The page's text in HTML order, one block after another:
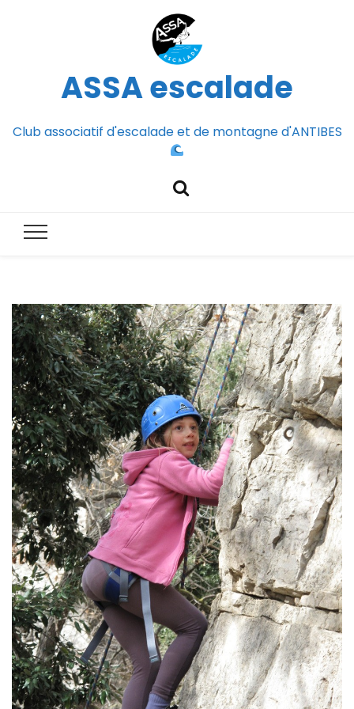
ASSA escalade
Club associatif d'escalade et de montagne d'ANTIBES